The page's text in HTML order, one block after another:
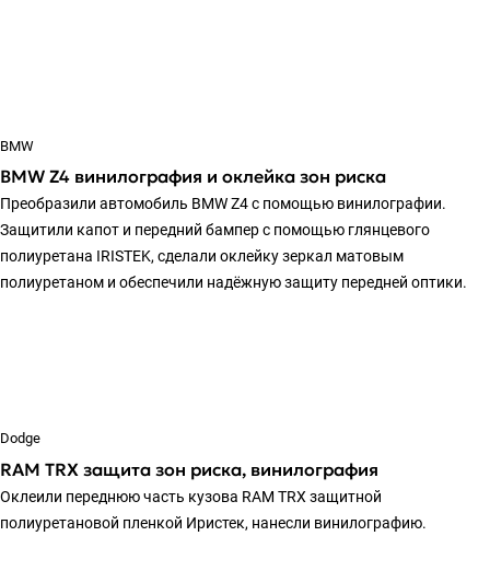
BMW
BMW Z4 винилография и оклейка зон риска
Преобразили автомобиль BMW Z4 с помощью винилографии.
Защитили капот и передний бампер с помощью глянцевого
полиуретана IRISTEK, сделали оклейку зеркал матовым
полиуретаном и обеспечили надёжную защиту передней оптики.
Dodge
RAM TRX защита зон риска, винилография
Оклеили переднюю часть кузова RAM TRX защитной
полиуретановой пленкой Иристек, нанесли винилографию.